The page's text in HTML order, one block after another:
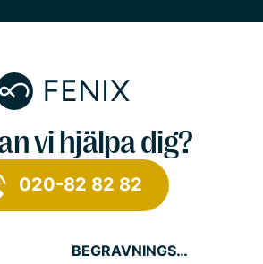
vi hjälpa dig?
020-82 82 82
BEGRAVNINGSTJÄNSTER